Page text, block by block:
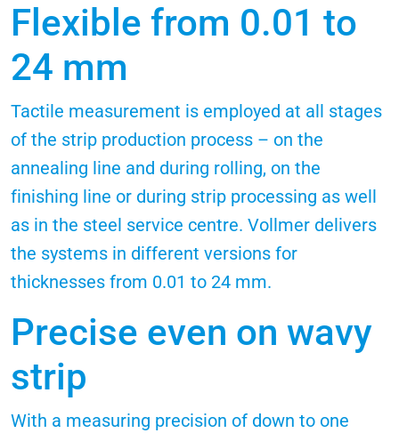
Flexible from 0.01 to
24 mm
Tactile measurement is employed at all stages
of the strip production process – on the
annealing line and during rolling, on the
finishing line or during strip processing as well
as in the steel service centre. Vollmer delivers
the systems in different versions for
thicknesses from 0.01 to 24 mm.
Precise even on wavy
strip
With a measuring precision of down to one